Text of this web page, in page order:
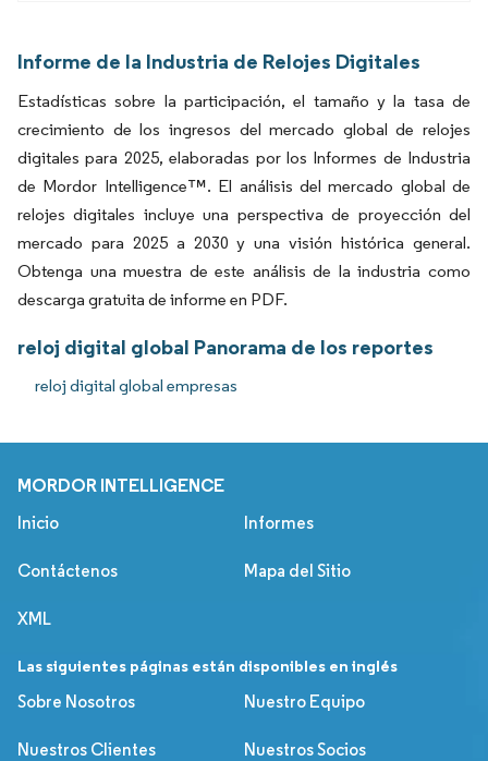
Informe de la Industria de Relojes Digitales
Estadísticas sobre la participación, el tamaño y la tasa de
crecimiento de los ingresos del mercado global de relojes
digitales para 2025, elaboradas por los Informes de Industria
de Mordor Intelligence™. El análisis del mercado global de
relojes digitales incluye una perspectiva de proyección del
mercado para 2025 a 2030 y una visión histórica general.
Obtenga una muestra de este análisis de la industria como
descarga gratuita de informe en PDF.
reloj digital global Panorama de los reportes
reloj digital global empresas
MORDOR INTELLIGENCE
Inicio Informes
Contáctenos Mapa del Sitio
XML
Las siguientes páginas están disponibles en inglés
Sobre Nosotros
Nuestro Equipo
Nuestros Clientes Nuestros Socios